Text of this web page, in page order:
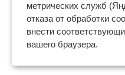
метрических служб
отказа от обработки
внести
вашего браузера.